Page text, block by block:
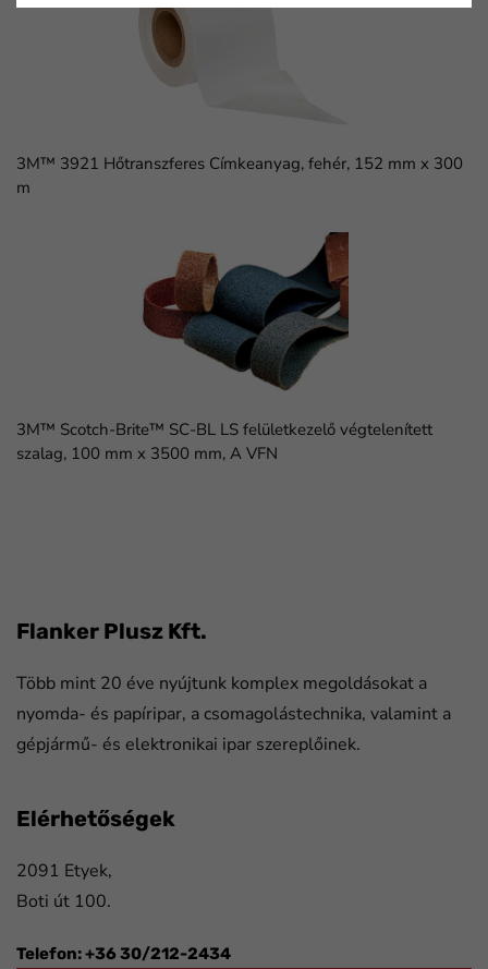
3M™ 3921 Hőtranszferes Címkeanyag, fehér, 152 mm x 300
m
3M™ Scotch-Brite™ SC-BL LS felületkezelő végtelenített
szalag, 100 mm x 3500 mm, A VFN
Flanker Plusz Kft.
Több mint 20 éve nyújtunk komplex megoldásokat a
nyomda- és papíripar, a csomagolástechnika, valamint a
gépjármű- és elektronikai ipar szereplőinek.
Elérhetőségek
2091 Etyek,
Boti út 100.
Telefon: +36 30/212-2434